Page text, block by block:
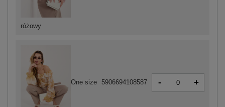
One size 5906694108587 - +
różowy